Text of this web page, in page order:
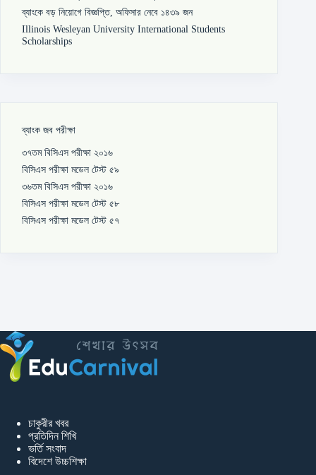
ব্যাংকে বড় নিয়োগে বিজ্ঞপ্তি, অফিসার নেবে ১৪৩৯ জন
Illinois Wesleyan University International Students
Scholarships
ব্যাংক জব পরীক্ষা
৩৭তম বিসিএস পরীক্ষা ২০১৬
বিসিএস পরীক্ষা মডেল টেস্ট ৫৯
৩৬তম বিসিএস পরীক্ষা ২০১৬
বিসিএস পরীক্ষা মডেল টেস্ট ৫৮
বিসিএস পরীক্ষা মডেল টেস্ট ৫৭
চাকুরীর খবর
প্রতিদিন শিখি
ভর্তি সংবাদ
বিদেশে উচ্চশিক্ষা